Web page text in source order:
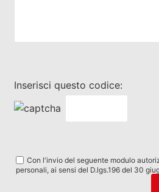
Inserisci questo codice:
Con l'invio del seguente modulo
personali, ai sensi del D.lgs.196 del 30